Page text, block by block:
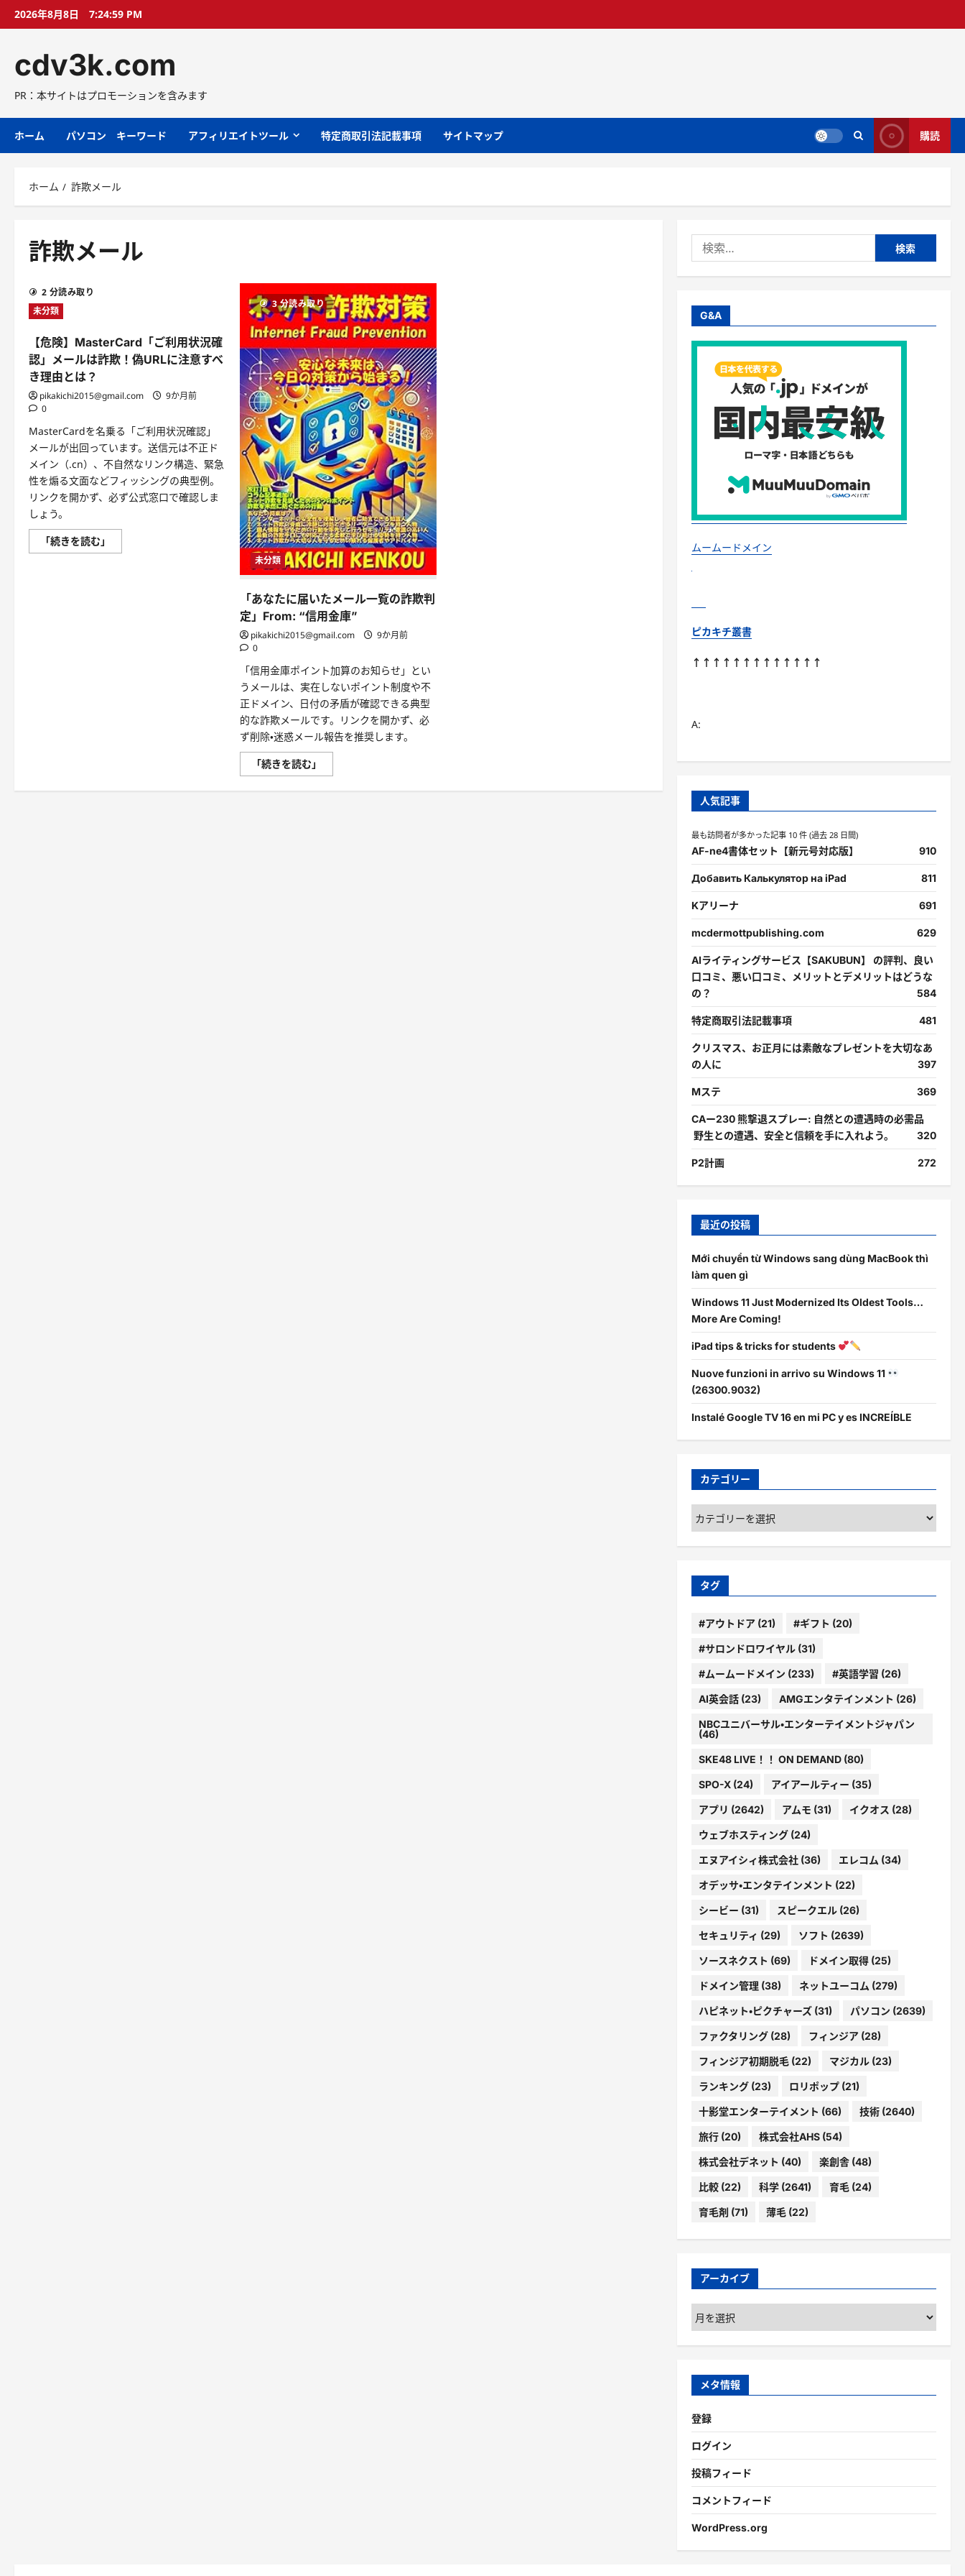
プ
2026年8月8日 7:25:00 PM
cdv3k.com
PR：本サイトはプロモーションを含みます
ホーム パソコン キーワード アフィリエイトツール 特定商取引法記載事項 サイトマップ 購読
ホーム 詐欺メール
詐欺メール
2 分読み取り
未分類
【危険】MasterCard「ご利用状況確
認」メールは詐欺！偽URLに注意すべ
き理由とは？
pikakichi2015@gmail.com
9か月前
0
MasterCardを名乗る「ご利用状況確認」
メールが出回っています。送信元は不正ド
メイン（.cn）、不自然なリンク構造、緊急
性を煽る文面などフィッシングの典型例。
リンクを開かず、必ず公式窓口で確認しま
しょう。
「続きを読む」
険】
と
3 分読み取り
未分類
「あなたに届いたメール一覧の詐欺判
定」From: “信用金庫”
pikakichi2015@gmail.com
9か月前
0
「信用金庫ポイント加算のお知らせ」とい
うメールは、実在しないポイント制度や不
正ドメイン、日付の矛盾が確認できる典型
的な詐欺メールです。リンクを開かず、必
ず削除・迷惑メール報告を推奨します。
「続きを読む」
な
に
索:
G&A
ムームードメイン
ピカキチ叢書
↑↑↑↑↑↑↑↑↑↑↑↑↑
A:
人気記事
最も訪問者が多かった記事 10 件 (過去 28 日間)
AF-ne4書体セット【新元号対応版】 910
Добавить Калькулятор на iPad 811
Kアリーナ 691
mcdermottpublishing.com 629
AIライティングサービス【SAKUBUN】 の評判、良い
口コミ、悪い口コミ、メリットとデメリットはどうな
の？
584
特定商取引法記載事項 481
クリスマス、お正月には素敵なプレゼントを大切なあ
の人に
397
Mステ 369
CAー230 熊撃退スプレー: 自然との遭遇時の必需品
野生との遭遇、安全と信頼を手に入れよう。
320
P2計画 272
最近の投稿
Mới chuyển từ Windows sang dùng MacBook thì
làm quen gì
Windows 11 Just Modernized Its Oldest Tools…
More Are Coming!
iPad tips & tricks for students
Nuove funzioni in arrivo su Windows 11
(26300.9032)
Instalé Google TV 16 en mi PC y es INCREÍBLE
カテゴリー
カ
テ
ゴ
ー
タグ
#アウトドア(21) #ギフト (20)
#サロンドロワイヤル(31)
#ムームードメイン (233) #英語学習 (26)
AI英会話(23) AMGエンタテインメント (26)
NBCユニバーサル・エンターテイメントジャパン
(46)
SKE48 LIVE！！ ON DEMAND(80)
SPO-X(24) アイアールティー (35)
アプリ (2642) アムモ (31) イクオス (28)
ウェブホスティング(24)
エヌアイシィ株式会社(36) エレコム (34)
オデッサ・エンタテインメント (22)
シービー (31) スピークエル(26)
セキュリティ (29) ソフト (2639)
ソースネクスト (69) ドメイン取得(25)
ドメイン管理(38) ネットユーコム (279)
ハピネット・ピクチャーズ(31) パソコン (2639)
ファクタリング(28) フィンジア(28)
フィンジア初期脱毛(22) マジカル(23)
ランキング(23) ロリポップ(21)
十影堂エンターテイメント (66) 技術(2640)
旅行(20) 株式会社AHS(54)
株式会社デネット (40) 楽創舎(48)
比較(22) 科学(2641) 育毛(24)
育毛剤 (71) 薄毛(22)
アーカイブ
ア
ー
カ
ブ
メタ情報
登録
ログイン
投稿フィード
コメントフィード
WordPress.org